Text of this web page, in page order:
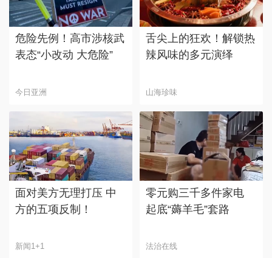
危险先例！高市涉核武
表态“小改动 大危险”
今日亚洲
舌尖上的狂欢！解锁热
辣风味的多元演绎
山海珍味
面对美方无理打压 中
方的五项反制！
新闻1+1
零元购三千多件家电
起底“薅羊毛”套路
法治在线